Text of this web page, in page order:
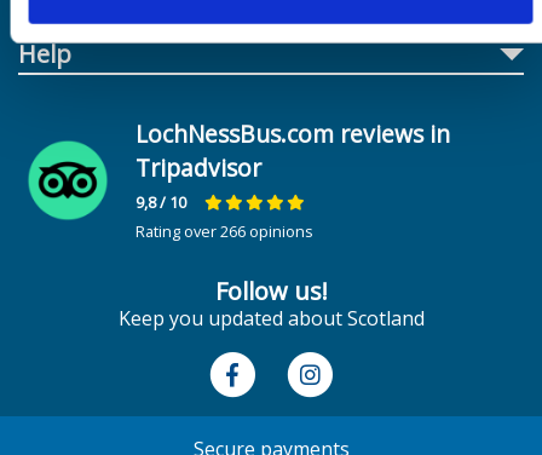
Help
LochNessBus.com reviews in
Tripadvisor
9,8/ 10
Rating over 266 opinions
Follow us!
Keep you updated about Scotland
Secure payments